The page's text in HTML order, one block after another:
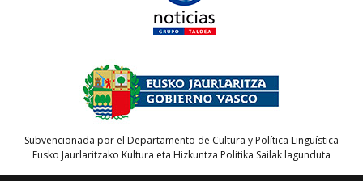
Subvencionada por el Departamento de Cultura y Política Lingüística
Eusko Jaurlaritzako Kultura eta Hizkuntza Politika Sailak lagunduta